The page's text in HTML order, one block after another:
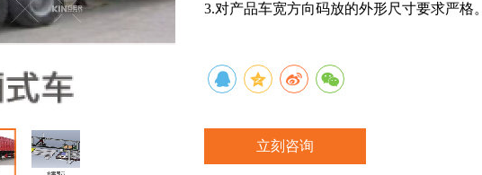
3.对产品车宽方向码放的外形尺寸要求严格。
立刻咨询